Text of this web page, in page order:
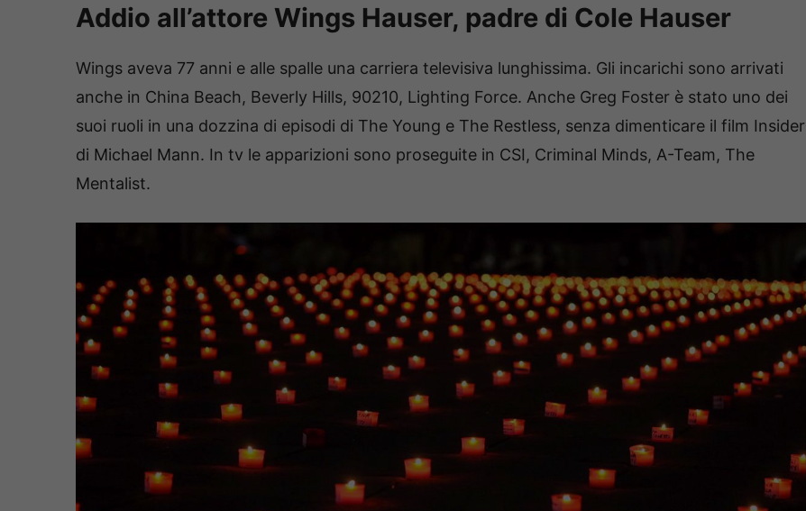
Addio all’attore Wings Hauser, padre di Cole Hauser
Wings aveva 77 anni e alle spalle una carriera televisiva lunghissima. Gli incarichi sono arrivati
anche in China Beach, Beverly Hills, 90210, Lighting Force. Anche Greg Foster è stato uno dei
suoi ruoli in una dozzina di episodi di The Young e The Restless, senza dimenticare il film Insider
di Michael Mann. In tv le apparizioni sono proseguite in CSI, Criminal Minds, A-Team, The
Mentalist.